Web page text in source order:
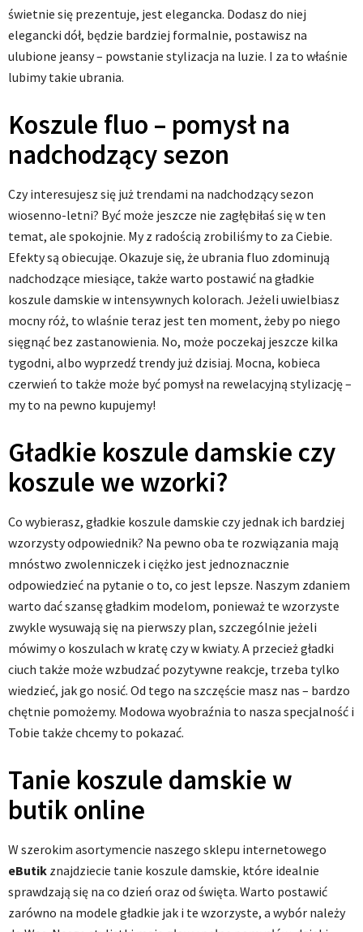
świetnie się prezentuje, jest elegancka. Dodasz do niej
elegancki dół, będzie bardziej formalnie, postawisz na
ulubione jeansy – powstanie stylizacja na luzie. I za to właśnie
lubimy takie ubrania.
Koszule fluo – pomysł na
nadchodzący sezon
Czy interesujesz się już trendami na nadchodzący sezon
wiosenno-letni? Być może jeszcze nie zagłębiłaś się w ten
temat, ale spokojnie. My z radością zrobiliśmy to za Ciebie.
Efekty są obiecująe. Okazuje się, że ubrania fluo zdominują
nadchodzące miesiące, także warto postawić na gładkie
koszule damskie w intensywnych kolorach. Jeżeli uwielbiasz
mocny róż, to wlaśnie teraz jest ten moment, żeby po niego
sięgnąć bez zastanowienia. No, może poczekaj jeszcze kilka
tygodni, albo wyprzedź trendy już dzisiaj. Mocna, kobieca
czerwień to także może być pomysł na rewelacyjną stylizację –
my to na pewno kupujemy!
Gładkie koszule damskie czy
koszule we wzorki?
Co wybierasz, gładkie koszule damskie czy jednak ich bardziej
wzorzysty odpowiednik? Na pewno oba te rozwiązania mają
mnóstwo zwolenniczek i ciężko jest jednoznacznie
odpowiedzieć na pytanie o to, co jest lepsze. Naszym zdaniem
warto dać szansę gładkim modelom, ponieważ te wzorzyste
zwykle wysuwają się na pierwszy plan, szczególnie jeżeli
mówimy o koszulach w kratę czy w kwiaty. A przecież gładki
ciuch także może wzbudzać pozytywne reakcje, trzeba tylko
wiedzieć, jak go nosić. Od tego na szczęście masz nas – bardzo
chętnie pomożemy. Modowa wyobraźnia to nasza specjalność i
Tobie także chcemy to pokazać.
Tanie koszule damskie w
butik online
W szerokim asortymencie naszego sklepu internetowego
eButik znajdziecie tanie koszule damskie, które idealnie
sprawdzają się na co dzień oraz od święta. Warto postawić
zarówno na modele gładkie jak i te wzorzyste, a wybór należy